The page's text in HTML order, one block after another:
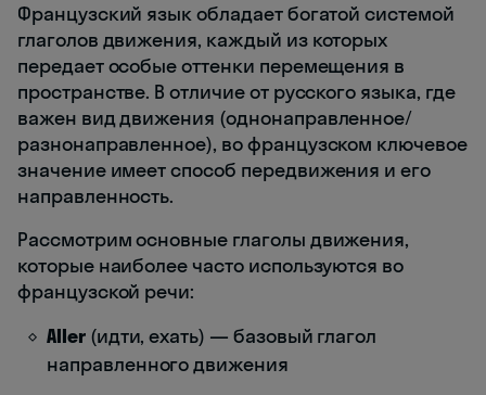
Французский язык обладает богатой системой
глаголов движения, каждый из которых
передает особые оттенки перемещения в
пространстве. В отличие от русского языка, где
важен вид движения (однонаправленное/
разнонаправленное), во французском ключевое
значение имеет способ передвижения и его
направленность.
Рассмотрим основные глаголы движения,
которые наиболее часто используются во
французской речи:
Aller(идти, ехать) — базовый глагол
направленного движения